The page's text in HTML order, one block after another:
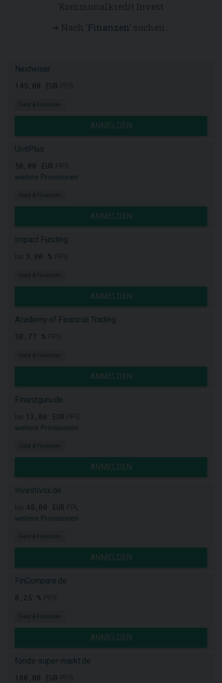
Finanzen' suchen...
Nextwiser
145,00 EUR
Geld & Finanzen
ANMELDEN
UnitPlus
50,00 EUR
weitere Provisionen
Geld & Finanzen
ANMELDEN
Impact Funding
5,00 %
Geld & Finanzen
ANMELDEN
Academy of Financial Trading
30,77 %
Geld & Finanzen
ANMELDEN
Finanzguru.de
13,00 EUR
weitere Provisionen
Geld & Finanzen
ANMELDEN
Investivox.de
48,00 EUR
weitere Provisionen
Geld & Finanzen
ANMELDEN
FinCompare.de
0,25 %
Geld & Finanzen
ANMELDEN
fonds-super-markt.de
100,00 EUR